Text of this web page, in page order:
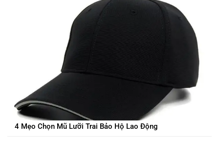
4 Mẹo Chọn Mũ Lưỡi Trai Bảo Hộ Lao Động